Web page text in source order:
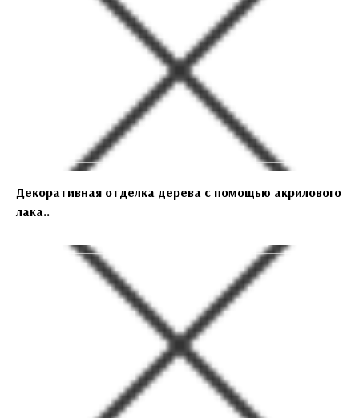
Декоративная отделка дерева с помощью акрилового
лака..